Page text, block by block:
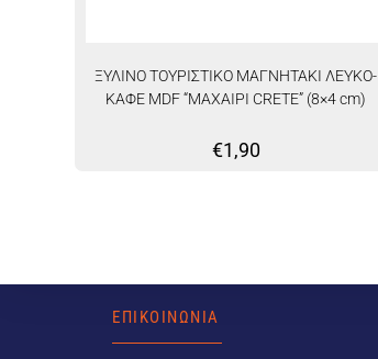
ΞΥΛΙΝΟ ΤΟΥΡΙΣΤΙΚΟ ΜΑΓΝΗΤΑΚΙ ΛΕΥΚΟ-
ΚΑΦΕ MDF “ΜΑΧΑΙΡΙ CRETE” (8×4 cm)
€1,90
ΕΠΙΚΟΙΝΩΝΙΑ